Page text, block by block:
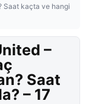
Saat kaçta ve hangi
–
Saat
– 17